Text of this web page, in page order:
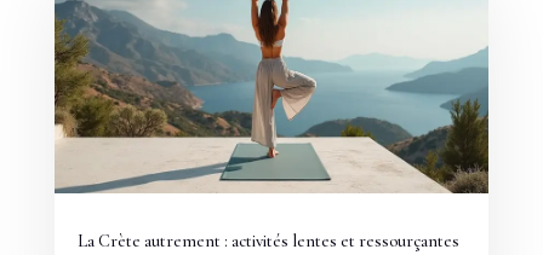
La Crète autrement : activités lentes et ressourçantes